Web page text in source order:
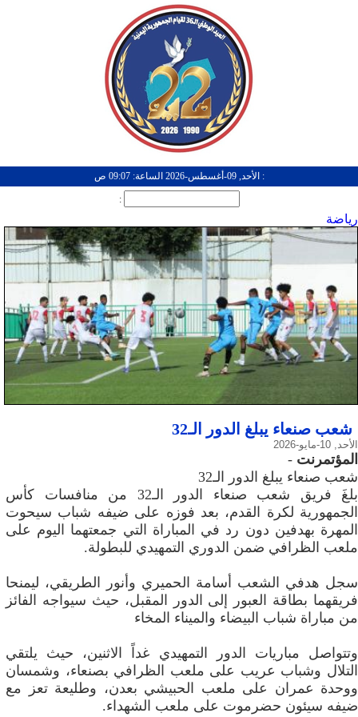
: الأحد, 09-أغسطس-2026 الساعة: 09:07 ص
:
رياضة
شعب صنعاء يبلغ الدور الـ32
الأحد, 10-مايو-2026
المؤتمرنت -
شعب صنعاء يبلغ الدور الـ32
بلغَ فريق شعب صنعاء الدور الـ32 من منافسات كأس
الجمهورية لكرة القدم، بعد فوزه على ضيفه شباب سيحوت
المهرة بهدفين دون رد في المباراة التي جمعتهما اليوم على
ملعب الظرافي ضمن الدوري التمهيدي للبطولة.
سجل هدفي الشعب أسامة الحميري وأنور الطريقي، ليمنحا
فريقهما بطاقة العبور إلى الدور المقبل، حيث سيواجه الفائز
من مباراة شباب البيضاء والميناء المخاء
وتتواصل مباريات الدور التمهيدي غداً الاثنين، حيث يلتقي
التلال وشباب عريب على ملعب الظرافي بصنعاء، وشمسان
ووحدة عمران على ملعب الحبيشي بعدن، وطليعة تعز مع
ضيفه سيئون حضرموت على ملعب الشهداء.